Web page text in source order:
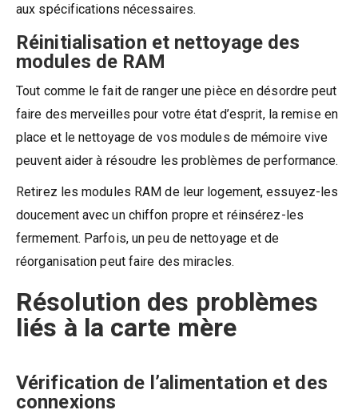
aux spécifications nécessaires.
Réinitialisation et nettoyage des
modules de RAM
Tout comme le fait de ranger une pièce en désordre peut
faire des merveilles pour votre état d’esprit, la remise en
place et le nettoyage de vos modules de mémoire vive
peuvent aider à résoudre les problèmes de performance.
Retirez les modules RAM de leur logement, essuyez-les
doucement avec un chiffon propre et réinsérez-les
fermement. Parfois, un peu de nettoyage et de
réorganisation peut faire des miracles.
Résolution des problèmes
liés à la carte mère
Vérification de l’alimentation et des
connexions